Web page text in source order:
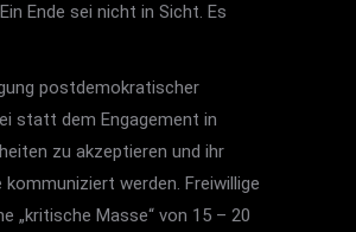
Ende sei nicht in Sicht. Es
postdemokratischer
statt dem Engagement in
zu akzeptieren und ihr
werden. Freiwillige
„kritische Masse“ von 15 – 20